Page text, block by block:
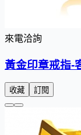
來電洽詢
黃金印章戒指-
收藏 訂閱